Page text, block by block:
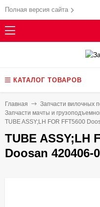
Полная версия сайта
КАТАЛОГ ТОВАРОВ
Главная Запчасти вилочных
Запчасти мачты и
TUBE ASSY;LH FOR FFT5600
TUBE ASSY;LH
Doosan 420406-